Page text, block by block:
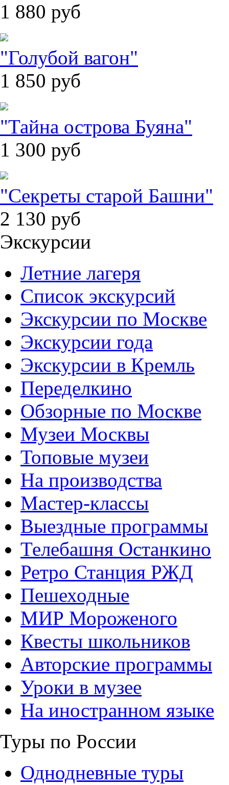
1 880 руб
"Голубой вагон"
1 850 руб
"Тайна острова Буяна"
1 300 руб
"Секреты старой Башни"
2 130 руб
Экскурсии
Летние лагеря
Список экскурсий
Экскурсии по Москве
Экскурсии года
Экскурсии в Кремль
Переделкино
Обзорные по Москве
Музеи Москвы
Топовые музеи
На производства
Мастер-классы
Выездные программы
Телебашня Останкино
Ретро Станция РЖД
Пешеходные
МИР Мороженого
Квесты школьников
Авторские программы
Уроки в музее
На иностранном языке
Туры по России
Однодневные туры